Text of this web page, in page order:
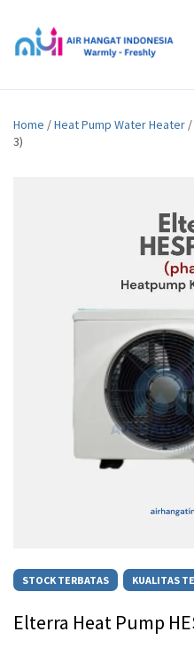
Home /Heat Pump Water Heater
3)
STOCK TERBATAS KUALITAS
Elterra Heat Pump